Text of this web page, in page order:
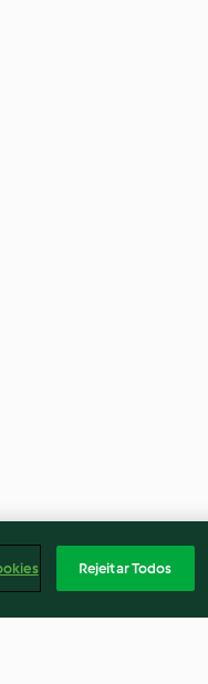
Rejeitar Todos